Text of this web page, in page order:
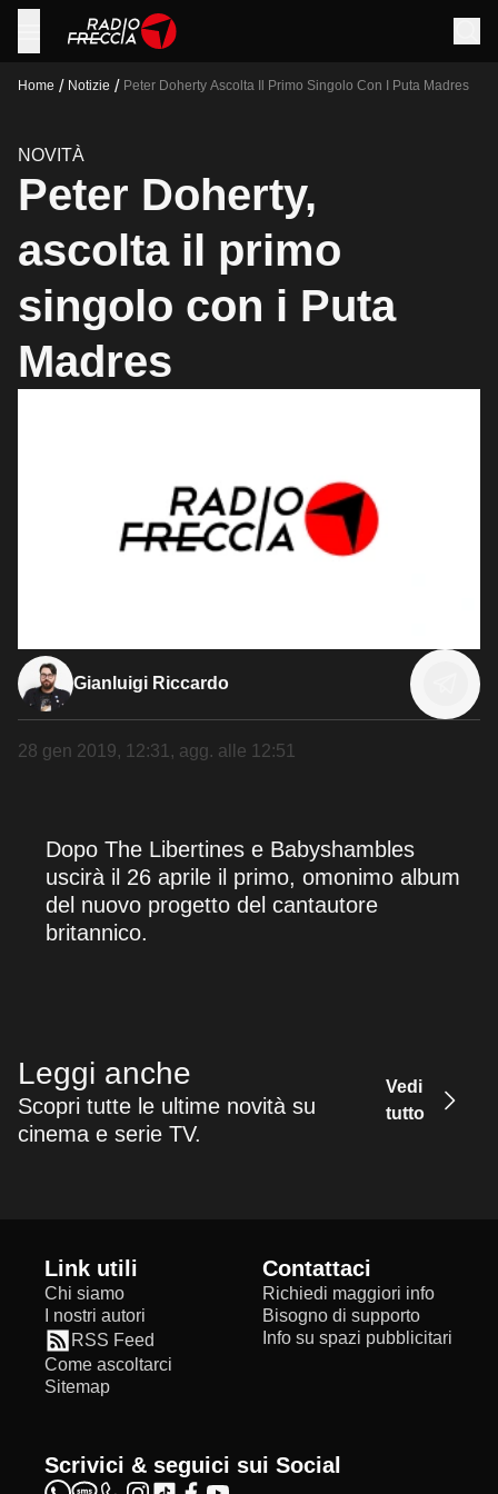
Home / Notizie / Peter Doherty Ascolta Il Primo Singolo Con I Puta Madres
NOVITÀ
Peter Doherty,
ascolta il primo
singolo con i Puta
Madres
Gianluigi Riccardo
28 gen 2019, 12:31 , agg. alle 12:51
Dopo The Libertines e Babyshambles
uscirà il 26 aprile il primo, omonimo album
del nuovo progetto del cantautore
britannico.
Leggi anche
Scopri tutte le ultime novità su
cinema e serie TV.
Vedi
tutto
Link utili
Chi siamo
I nostri autori
RSS Feed
Come ascoltarci
Sitemap
Contattaci
Richiedi maggiori info
Bisogno di supporto
Info su spazi pubblicitari
Scrivici & seguici sui Social